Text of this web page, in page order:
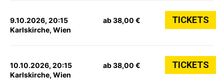
9.10.2026, 20:15
Karlskirche, Wien
ab 38,00 € TICKETS
10.10.2026, 20:15
Karlskirche, Wien
ab 38,00 € TICKETS